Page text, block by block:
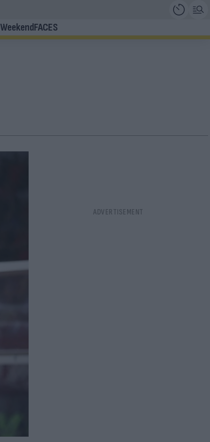
WeekendFACES